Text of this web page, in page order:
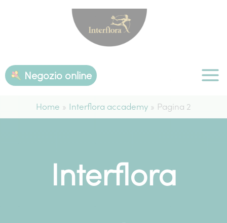
Negozio online
Home Interflora accademy Pagina 2
Interflora